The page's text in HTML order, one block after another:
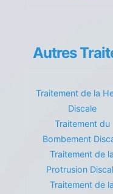
Autres
Traitement de la
Discale
Traitement du
Bombement
Traitement de la
Protrusion
Traitement de la